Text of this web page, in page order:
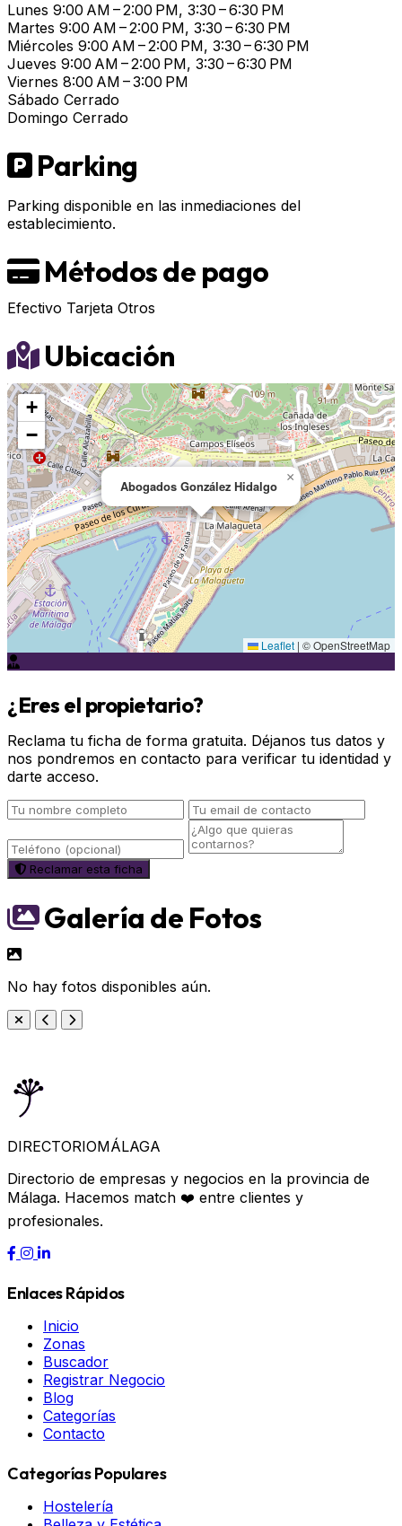
Lunes 9:00 AM – 2:00 PM, 3:30 – 6:30 PM
Martes 9:00 AM – 2:00 PM, 3:30 – 6:30 PM
Miércoles 9:00 AM – 2:00 PM, 3:30 – 6:30 PM
Jueves 9:00 AM – 2:00 PM, 3:30 – 6:30 PM
Viernes 8:00 AM – 3:00 PM
Sábado Cerrado
Domingo Cerrado
Parking
Parking disponible en las inmediaciones del
establecimiento.
Métodos de pago
Efectivo Tarjeta Otros
Ubicación
Abogados González Hidalgo
×
+
−
Leaflet | © OpenStreetMap
¿Eres el propietario?
Reclama tu ficha de forma gratuita. Déjanos tus datos y
nos pondremos en contacto para verificar tu identidad y
darte acceso.
Reclamar esta ficha
Galería de Fotos
No hay fotos disponibles aún.
DIRECTORIOMÁLAGA
Directorio de empresas y negocios en la provincia de
Málaga. Hacemos match ❤️ entre clientes y
profesionales.
Enlaces Rápidos
Inicio
Zonas
Buscador
Registrar Negocio
Blog
Categorías
Contacto
Categorías Populares
Hostelería